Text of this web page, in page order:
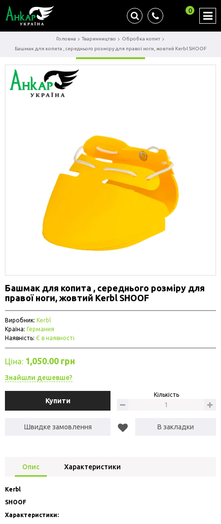
0
Головна Тваринництво
Обробка копит
Башмак для копита , середнього розміру для правої ноги, жовтий Kerbl SHOOF
Башмак для копита , середнього розміру для
правої ноги, жовтий Kerbl SHOOF
Виробник: Kerbl
Країна: Германия
Наявність: Є в наявності
Ціна: 1,050.00 грн
Знайшли дешевше?
Купити
Кількість
Швидке замовлення В закладки
Опис Характеристики
Kerbl
SHOOF
Характеристики: